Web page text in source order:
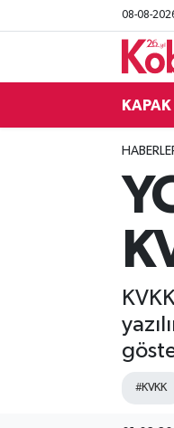
08-08-
KAPAK
#KVKK
BİLİŞİM PANO
HABERLER